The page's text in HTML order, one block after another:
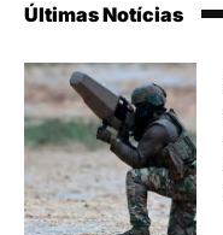
Últimas Notícias